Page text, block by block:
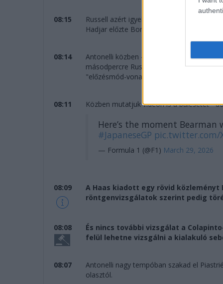
08:15
Russell azért igyekszik nyomás alatt
Hadjar előzte Bortoletót, de még nincs
08:14
Antonelli közben 4,5 másodperccel vezet
másodpercre Russell. A dobogós helyek
"előzésmód-vonatban"...
08:11 Közben mutatjuk videón is a balesetet -
Here’s the moment
#JapaneseGP pic.twitter.com/
— Formula 1 (@F1) March 29, 2026
08:09
A Haas kiadott egy rövid közleményt
röntgenvizsgálatok szerint pedig
08:08
És nincs további vizsgálat a
felül lehetne vizsgálni a kialakuló
08:07
Antonelli nagy tempóban szakad el
olasztól.